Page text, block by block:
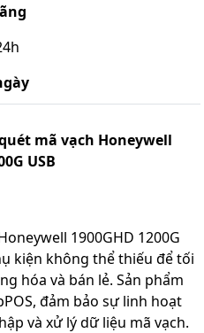
mã vạch Honeywell
USB
1900GHD 1200G
kiện không thể thiếu để tối
hóa và bán lẻ. Sản phẩm
đảm bảo sự linh hoạt
và xử lý dữ liệu mã vạch.